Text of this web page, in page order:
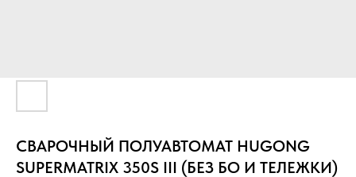
СВАРОЧНЫЙ ПОЛУАВТОМАТ HUGONG
SUPERMATRIX 350S III (БЕЗ БО И ТЕЛЕЖКИ)